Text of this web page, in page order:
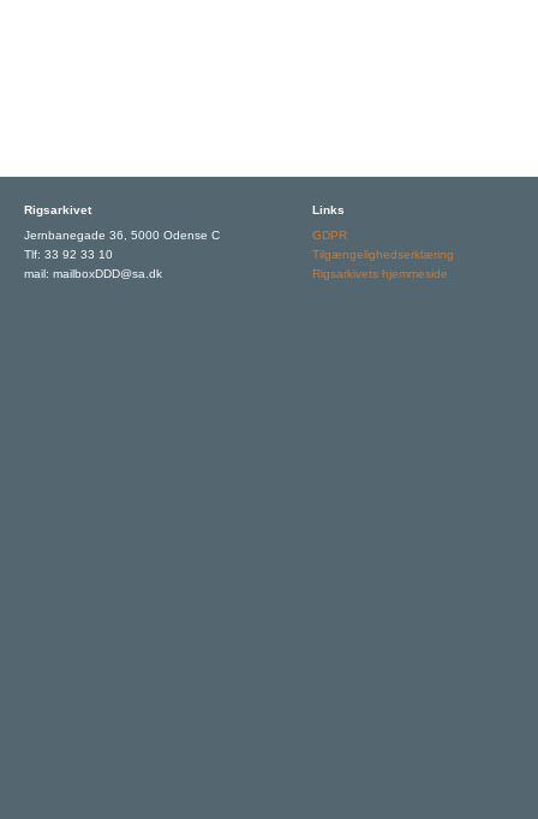
Rigsarkivet
Jernbanegade 36, 5000 Odense C
Tlf: 33 92 33 10
mail: mailboxDDD@sa.dk
Links
GDPR
Tilgængelighedserklæring
Rigsarkivets hjemmeside